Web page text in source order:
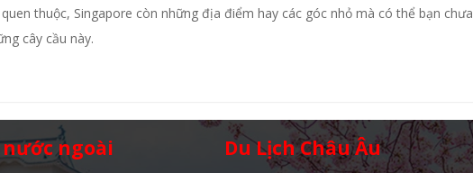
thuộc, Singapore còn những địa điểm hay các góc nhỏ mà có thể bạn chưa
cây cầu này.
nước ngoài Du Lịch Châu Âu